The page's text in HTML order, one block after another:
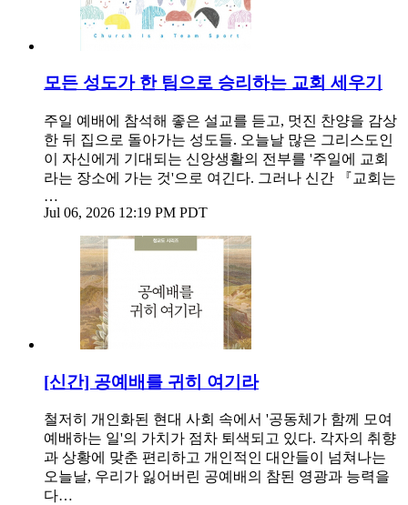
모든 성도가 한 팀으로 승리하는 교회 세우기
주일 예배에 참석해 좋은 설교를 듣고, 멋진 찬양을 감상
한 뒤 집으로 돌아가는 성도들. 오늘날 많은 그리스도인
이 자신에게 기대되는 신앙생활의 전부를 '주일에 교회
라는 장소에 가는 것'으로 여긴다. 그러나 신간 『교회는
…
Jul 06, 2026 12:19 PM PDT
[신간] 공예배를 귀히 여기라
철저히 개인화된 현대 사회 속에서 '공동체가 함께 모여
예배하는 일'의 가치가 점차 퇴색되고 있다. 각자의 취향
과 상황에 맞춘 편리하고 개인적인 대안들이 넘쳐나는
오늘날, 우리가 잃어버린 공예배의 참된 영광과 능력을
다…